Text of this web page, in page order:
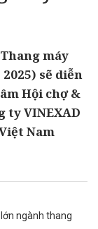
máy
sẽ diễn
Hội chợ &
ty VINEXAD
Nam
ngành thang